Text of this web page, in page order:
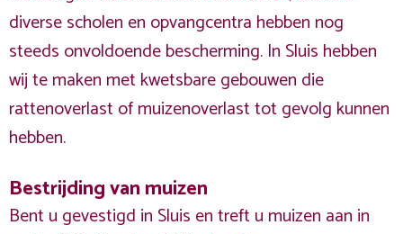
diverse scholen en opvangcentra hebben nog
steeds onvoldoende bescherming. In Sluis hebben
wij te maken met kwetsbare gebouwen die
rattenoverlast of muizenoverlast tot gevolg kunnen
hebben.
Bestrijding van muizen
Bent u gevestigd in Sluis en treft u muizen aan in